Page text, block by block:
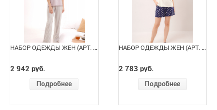
НАБОР ОДЕЖДЫ ЖЕН (АРТ. LP16-1244/4)
2 942 руб.
Подробнее
НАБОР ОДЕЖДЫ ЖЕН (АРТ. LP16-1224/1)
2 783 руб.
Подробнее